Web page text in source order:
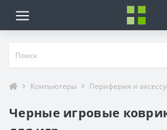
Компьютеры Периферия и
Черные игровые